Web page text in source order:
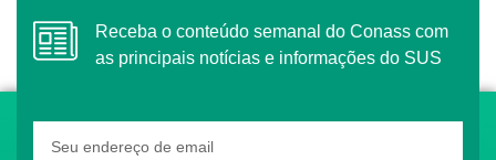
Receba o conteúdo semanal do Conass com
as principais notícias e informações do SUS